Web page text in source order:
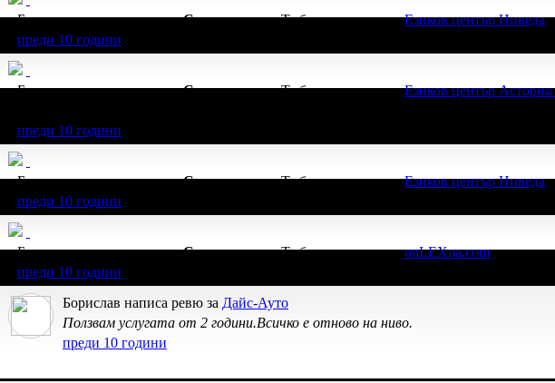
Борислав получава значкаСупер клиент. Тябеше връчена отЕзиков център Ниведа,
преди 10 години
Борислав получава значкаСупер клиент. Тябеше връчена отЕзиков център Асториа
преди 10 години
Борислав получава значкаСупер клиент. Тябеше връчена отЕзиков център Ниведа,
преди 10 години
Борислав получава значкаСупер клиент. Тябеше връчена отonLEXpa.com, защото е
преди 10 години
Борислав написа ревю за Дайс-Ауто
Ползвам услугата от 2 години.Всичко е отново на ниво.
преди 10 години